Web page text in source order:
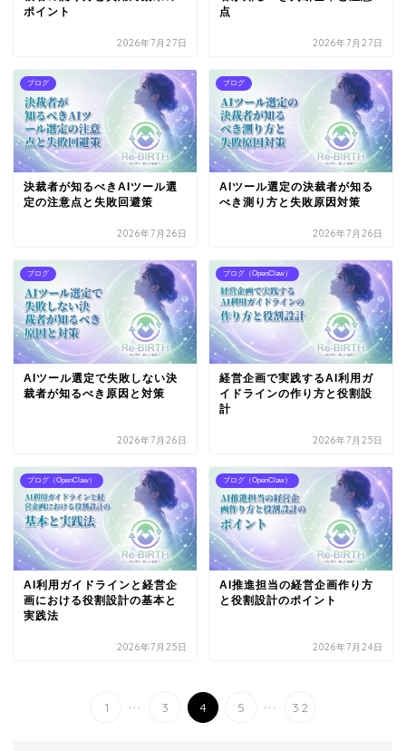
ポイント
2026年7月27日
点
2026年7月27日
ブログ
決裁者が知るべきAIツール選
定の注意点と失敗回避策
2026年7月26日
ブログ
AIツール選定の決裁者が知る
べき測り方と失敗原因対策
2026年7月26日
ブログ
AIツール選定で失敗しない決
裁者が知るべき原因と対策
2026年7月26日
ブログ（OpenClaw）
経営企画で実践するAI利用ガ
イドラインの作り方と役割設
計
2026年7月25日
ブログ（OpenClaw）
AI利用ガイドラインと経営企
画における役割設計の基本と
実践法
2026年7月25日
ブログ（OpenClaw）
AI推進担当の経営企画作り方
と役割設計のポイント
2026年7月24日
1 ... 3 4 5 ... 32